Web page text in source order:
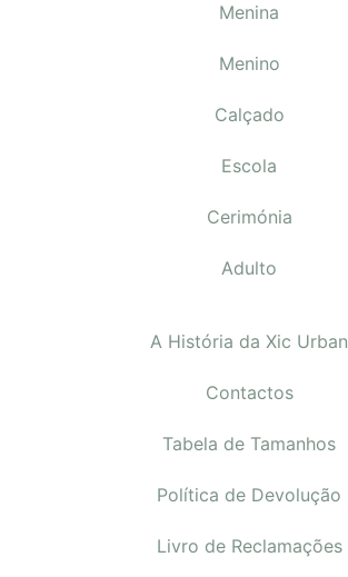
Menina
Menino
Calçado
Escola
Cerimónia
Adulto
A História da Xic Urban
Contactos
Tabela de Tamanhos
Política de Devolução
Livro de Reclamações